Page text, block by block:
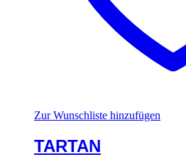
Zur Wunschliste hinzufügen
TARTAN